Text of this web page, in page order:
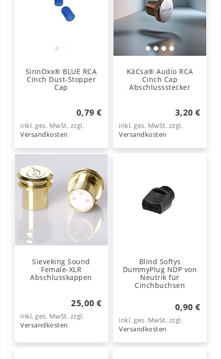
SinnOxx® BLUE RCA
Cinch Dust-Stopper
Cap
0,79 €
inkl. ges. MwSt. zzgl.
Versandkosten
KáCsa® Audio RCA
Cinch Cap
Abschlussstecker
3,20 €
inkl. ges. MwSt. zzgl.
Versandkosten
Sieveking Sound
Female-XLR
Abschlusskappen
25,00 €
inkl. ges. MwSt. zzgl.
Versandkosten
Blind Softys
DummyPlug NDP von
Neutrik für
Cinchbuchsen
0,90 €
inkl. ges. MwSt. zzgl.
Versandkosten